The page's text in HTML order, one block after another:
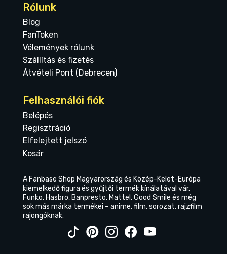
Rólunk
Blog
FanToken
Vélemények rólunk
Szállítás és fizetés
Átvételi Pont (Debrecen)
Felhasználói fiók
Belépés
Regisztráció
Elfelejtett jelszó
Kosár
A Fanbase Shop Magyarország és Közép-Kelet-Európa
kiemelkedő figura és gyűjtői termék kínálatával vár.
Funko, Hasbro, Banpresto, Mattel, Good Smile és még
sok más márka termékei – anime, film, sorozat, rajzfilm
rajongóknak.